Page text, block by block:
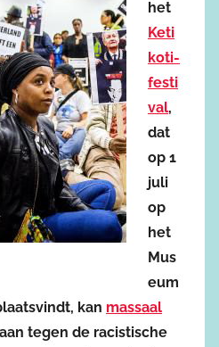
het
Keti
koti-
festi
val,
dat
op 1
juli
op
het
Mus
eum
kan massaal
tegen de racistische